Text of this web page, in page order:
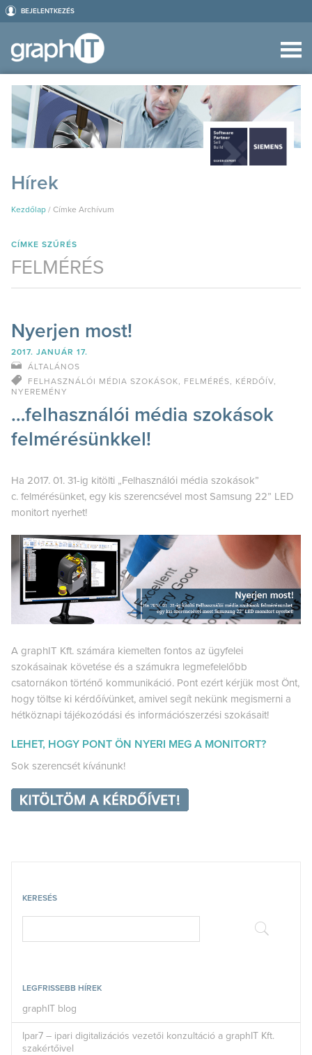
BEJELENTKEZÉS
Hírek
Kezdőlap / Címke Archívum
KERESÉS
LEGFRISSEBB HÍREK
graphIT blog
Ipar7 – ipari digitalizációs vezetői konzultáció a graphIT Kft.
szakértőivel
CÍMKE SZŰRÉS
FELMÉRÉS
Nyerjen most!
2017. JANUÁR 17.
ÁLTALÁNOS
FELHASZNÁLÓI MÉDIA SZOKÁSOK, FELMÉRÉS, KÉRDŐÍV,
NYEREMÉNY
…felhasználói média szokások
felmérésünkkel!
Ha 2017. 01. 31-ig kitölti „Felhasználói média szokások”
c. felmérésünket, egy kis szerencsével most Samsung 22” LED
monitort nyerhet!
A graphIT Kft. számára kiemelten fontos az ügyfelei
szokásainak követése és a számukra legmefelelőbb
csatornákon történő kommunikáció. Pont ezért kérjük most Önt,
hogy töltse ki kérdőívünket, amivel segít nekünk megismerni a
hétköznapi tájékozódási és információszerzési szokásait!
LEHET, HOGY PONT ÖN NYERI MEG A MONITORT?
Sok szerencsét kívánunk!